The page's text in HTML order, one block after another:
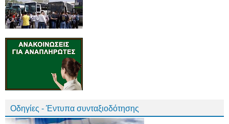
Οδηγίες - Έντυπα συνταξιοδότησης